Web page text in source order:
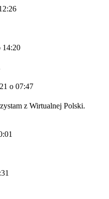
14:20
o 07:47
z Wirtualnej Polski.